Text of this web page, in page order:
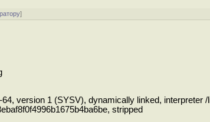
]
version 1 (SYSV), dynamically linked, interpreter
stripped